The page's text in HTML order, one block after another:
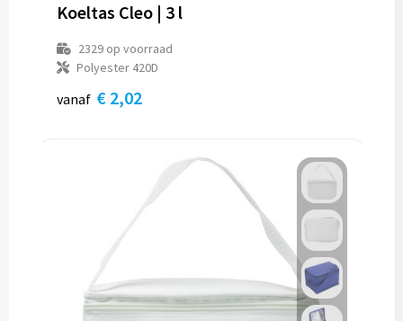
Koeltas Cleo | 3 l
2329op voorraad
Polyester 420D
vanaf € 2,02